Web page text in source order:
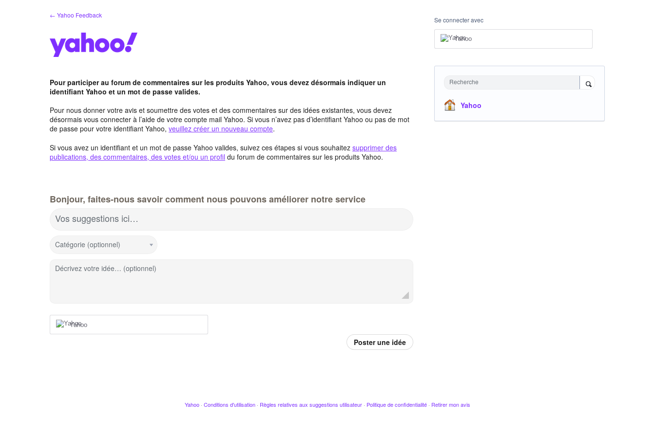
← Yahoo Feedback
Pour participer au forum de commentaires sur les produits Yahoo, vous devez désormais indiquer un
identifiant Yahoo et un mot de passe valides.
Pour nous donner votre avis et soumettre des votes et des commentaires sur des idées existantes, vous devez
désormais vous connecter à l’aide de votre compte mail Yahoo. Si vous n’avez pas d’identifiant Yahoo ou pas de mot
de passe pour votre identifiant Yahoo, veuillez créer un nouveau compte.
Si vous avez un identifiant et un mot de passe Yahoo valides, suivez ces étapes si vous souhaitez supprimer des
publications, des commentaires, des votes et/ou un profil du forum de commentaires sur les produits Yahoo.
Bonjour, faites-nous savoir comment nous pouvons améliorer notre service
Vos suggestions ici…
Catégorie (optionnel)
Décrivez votre idée… (optionnel)
Yahoo
Poster une idée
Se connecter avec
Yahoo
Recherche
Yahoo
Yahoo · Conditions d'utilisation · Règles relatives aux suggestions utilisateur · Politique de confidentialité · Retirer mon avis